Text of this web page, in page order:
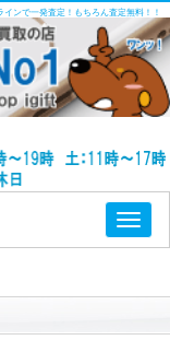
ンで一発査定！もちろん査定無料！！